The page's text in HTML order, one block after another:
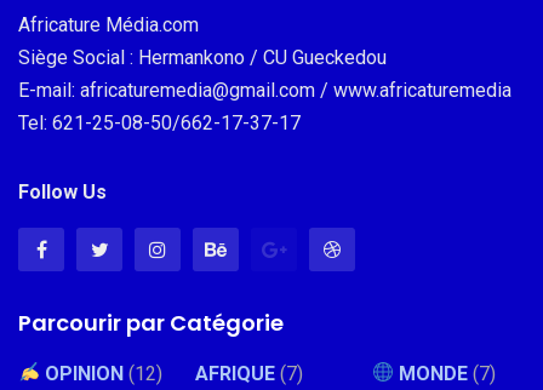
Africature Média.com
Siège Social : Hermankono / CU Gueckedou
E-mail: africaturemedia@gmail.com / www.africaturemedia
Tel: 621-25-08-50/662-17-37-17
Follow Us
Parcourir par Catégorie
OPINION (12) AFRIQUE (7) MONDE (7)